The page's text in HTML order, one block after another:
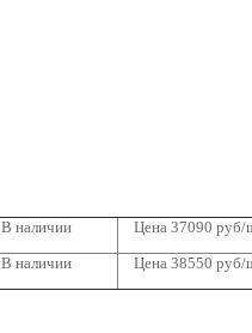
В наличии
Цена 37090 руб/
В наличии Цена 38550 руб/